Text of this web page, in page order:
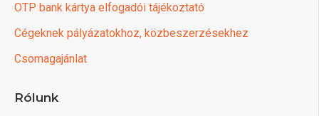
OTP bank kártya elfogadói tájékoztató
Cégeknek pályázatokhoz, közbeszerzésekhez
Csomagajánlat
Rólunk